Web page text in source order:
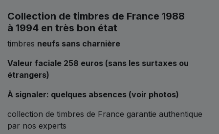
Collection de timbres de France 1988
à 1994 en très bon état
timbres neufs sans charnière
Valeur faciale 258 euros (sans les surtaxes ou
étrangers)
À signaler: quelques absences (voir photos)
collection de timbres de France garantie authentique
par nos experts